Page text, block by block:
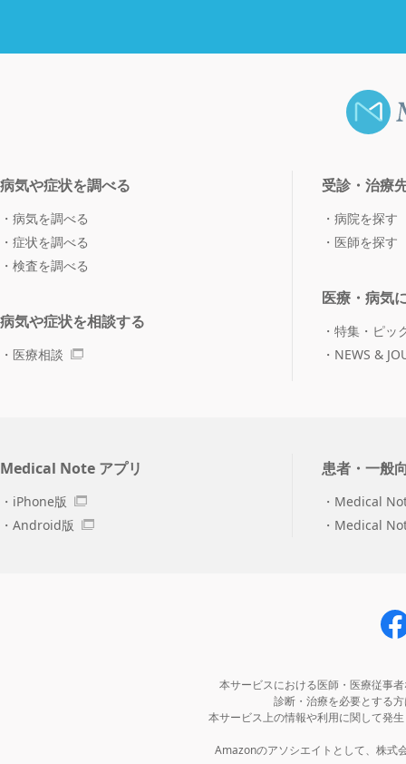
病気や症状を調べる
病気を調べる
症状を調べる
検査を調べる
病気や症状を相談する
医療相談
受診・治療
病院を探す
医師を探す
医療・病気
特集・ピッ
NEWS &
Medical Note アプリ
iPhone版
Android版
患者・一般
Medical
Medical
本サービスにおける医師・医療従事
診断・治療を必要とする
本サービス上の情報や利用に関して発
Amazonのアソシエイトとして、株式